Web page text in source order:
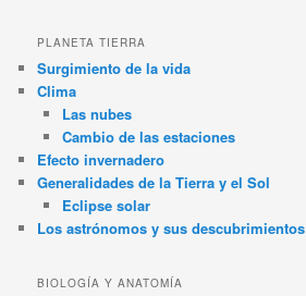
PLANETA TIERRA
Surgimiento de la vida
Clima
Las nubes
Cambio de las estaciones
Efecto invernadero
Generalidades de la Tierra y el Sol
Eclipse solar
Los astrónomos y sus descubrimientos
BIOLOGÍA Y ANATOMÍA